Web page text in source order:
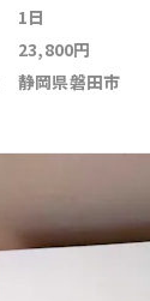
1日
23,800円
静岡県磐田市